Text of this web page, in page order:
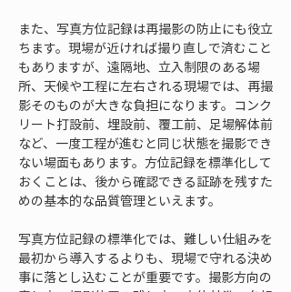
また、写真方位記録は再撮影の防止にも役立
ちます。現場が近ければ撮り直しで済むこと
もありますが、遠隔地、立入制限のある場
所、天候や工程に左右される現場では、再撮
影そのものが大きな負担になります。コンク
リート打設前、埋設前、覆工前、足場解体前
など、一度工程が進むと同じ状態を撮影でき
ない場面もあります。方位記録を標準化して
おくことは、後から確認できる証跡を残すた
めの基本的な品質管理といえます。
写真方位記録の標準化では、難しい仕組みを
最初から導入するよりも、現場で守れる決め
事に落とし込むことが重要です。撮影方向の